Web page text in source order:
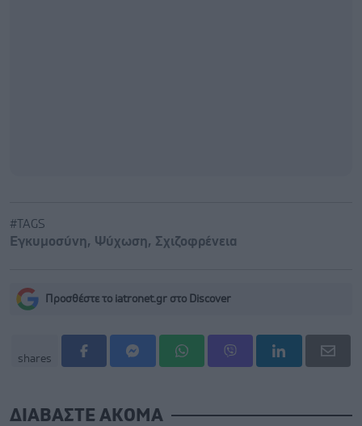
#TAGS
Εγκυμοσύνη, Ψύχωση, Σχιζοφρένεια
Προσθέστε το iatronet.gr στο Discover
shares
ΔΙΑΒΑΣΤΕ ΑΚΟΜΑ